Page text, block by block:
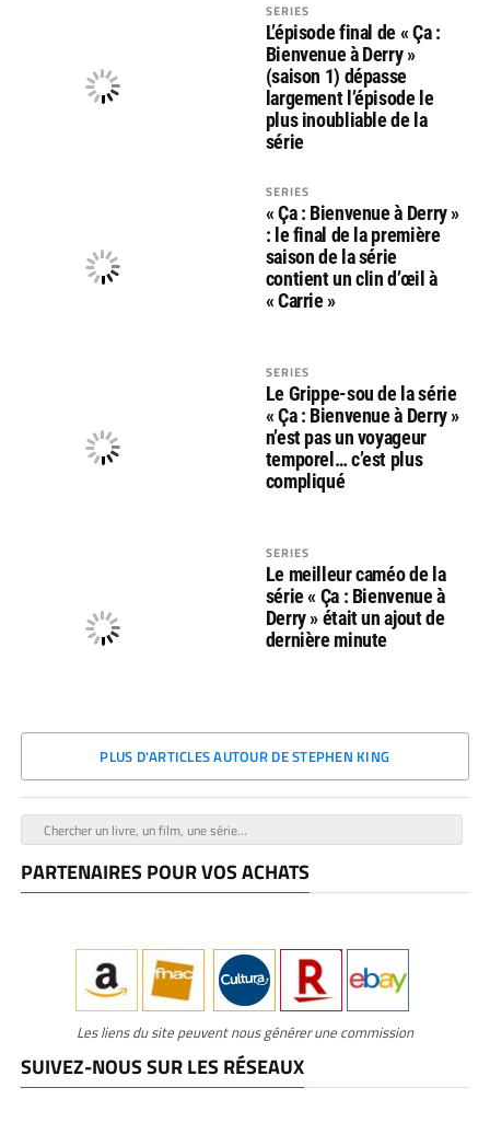
SERIES
L’épisode final de « Ça :
Bienvenue à Derry »
(saison 1) dépasse
largement l’épisode le
plus inoubliable de la
série
SERIES
« Ça : Bienvenue à Derry »
: le final de la première
saison de la série
contient un clin d’œil à
« Carrie »
SERIES
Le Grippe-sou de la série
« Ça : Bienvenue à Derry »
n’est pas un voyageur
temporel… c’est plus
compliqué
SERIES
Le meilleur caméo de la
série « Ça : Bienvenue à
Derry » était un ajout de
dernière minute
PLUS D'ARTICLES AUTOUR DE STEPHEN KING
PARTENAIRES POUR VOS ACHATS
Les liens du site peuvent nous générer une commission
SUIVEZ-NOUS SUR LES RÉSEAUX